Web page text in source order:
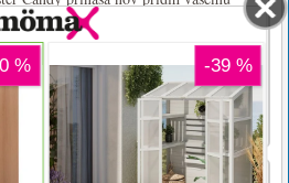
ugankarskih pustolovščin. Igralci
s ploščo bonbonov, ki jo morajo
da bi našli dobre bonbone. Ko ga
vam bo smer, kamor gledajo dobri
pokazala, za katere bonbone meni,
[...]